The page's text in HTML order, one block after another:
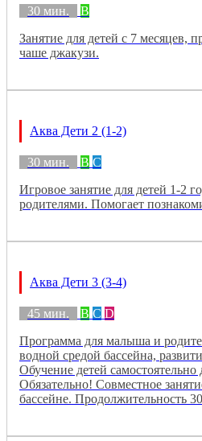
30 мин.
B
Занятие для детей с 7 месяцев,
чаше джакузи.
Аква Дети 2 (1-2)
30 мин. B C
Игровое занятие для детей 1-2
родителями. Помогает
Аква Дети 3 (3-4)
45 мин. B C D
Программа для малыша и
водной средой бассейна,
Обучение детей самостоятельно
Обязательно! Совместное
бассейне. Продолжительность